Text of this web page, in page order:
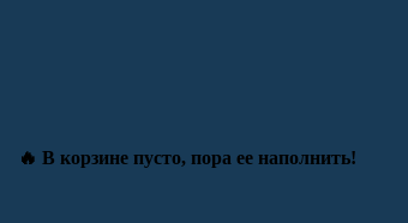
🔥 В корзине пусто, пора ее наполнить!